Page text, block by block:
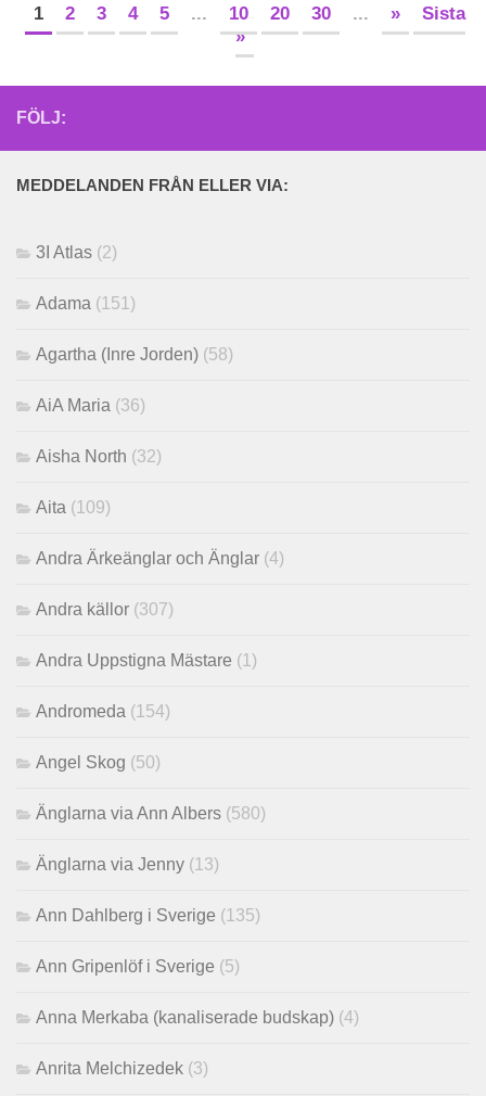
1 2 3 4 5 ... 10 20 30 ... »
Sista
»
FÖLJ:
MEDDELANDEN FRÅN ELLER VIA:
3I Atlas (2)
Adama (151)
Agartha (Inre Jorden) (58)
AiA Maria (36)
Aisha North (32)
Aita (109)
Andra Ärkeänglar och Änglar (4)
Andra källor (307)
Andra Uppstigna Mästare (1)
Andromeda (154)
Angel Skog (50)
Änglarna via Ann Albers (580)
Änglarna via Jenny (13)
Ann Dahlberg i Sverige (135)
Ann Gripenlöf i Sverige (5)
Anna Merkaba (kanaliserade budskap) (4)
Anrita Melchizedek (3)